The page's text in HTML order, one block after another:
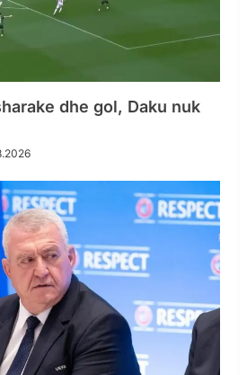
dhe gol, Daku nuk